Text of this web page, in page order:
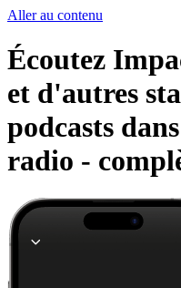
Aller au contenu
Écoutez
et d'autres
podcasts
radio -